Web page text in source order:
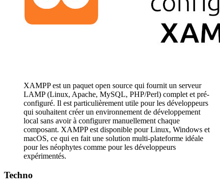
XAMPP est un paquet open source qui fournit un serveur
LAMP (Linux, Apache, MySQL, PHP/Perl) complet et pré-
configuré. Il est particulièrement utile pour les développeurs
qui souhaitent créer un environnement de développement
local sans avoir à configurer manuellement chaque
composant. XAMPP est disponible pour Linux, Windows et
macOS, ce qui en fait une solution multi-plateforme idéale
pour les néophytes comme pour les développeurs
expérimentés.
Techno